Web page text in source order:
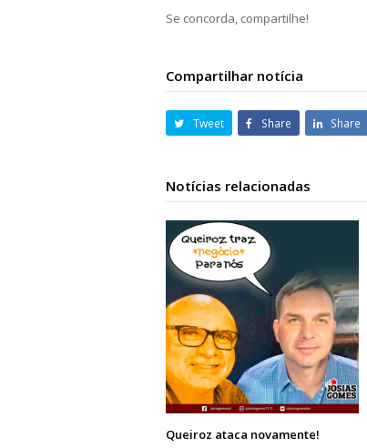
Se concorda, compartilhe!
Compartilhar notícia
Tweet Share Share
Notícias relacionadas
Queiroz ataca novamente!